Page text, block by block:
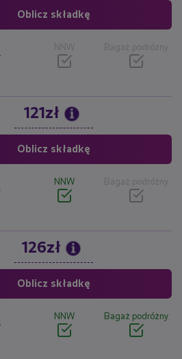
Oblicz składkę
NNW Bagaż podróżny
121zł
Oblicz składkę
NNW Bagaż podróżny
126zł
Oblicz składkę
NNW Bagaż podróżny